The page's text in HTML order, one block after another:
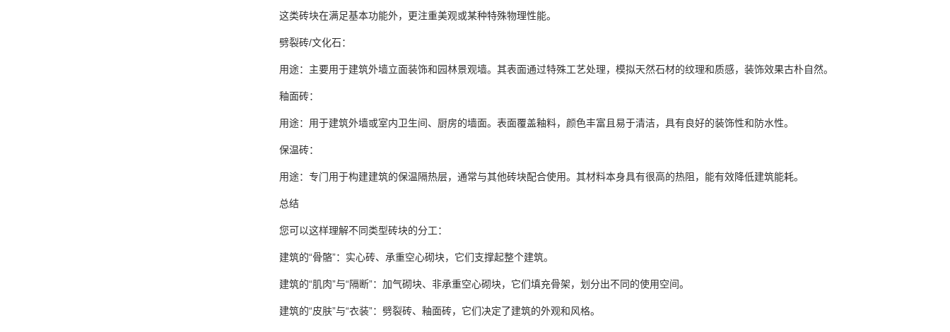
这类砖块在满足基本功能外，更注重美观或某种特殊物理性能。
劈裂砖/文化石：
用途：主要用于建筑外墙立面装饰和园林景观墙。其表面通过特殊工艺处理，模拟天然石材的纹理和质感，装饰效果古朴自然。
釉面砖：
用途：用于建筑外墙或室内卫生间、厨房的墙面。表面覆盖釉料，颜色丰富且易于清洁，具有良好的装饰性和防水性。
保温砖：
用途：专门用于构建建筑的保温隔热层，通常与其他砖块配合使用。其材料本身具有很高的热阻，能有效降低建筑能耗。
总结
您可以这样理解不同类型砖块的分工：
建筑的“骨骼”：实心砖、承重空心砌块，它们支撑起整个建筑。
建筑的“肌肉”与“隔断”：加气砌块、非承重空心砌块，它们填充骨架，划分出不同的使用空间。
建筑的“皮肤”与“衣装”：劈裂砖、釉面砖，它们决定了建筑的外观和风格。